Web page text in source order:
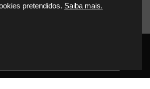
pretendidos. Saiba mais.